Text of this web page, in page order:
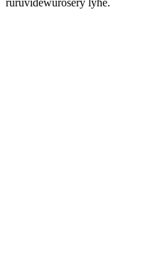
ruruvidewurosery lyhe.